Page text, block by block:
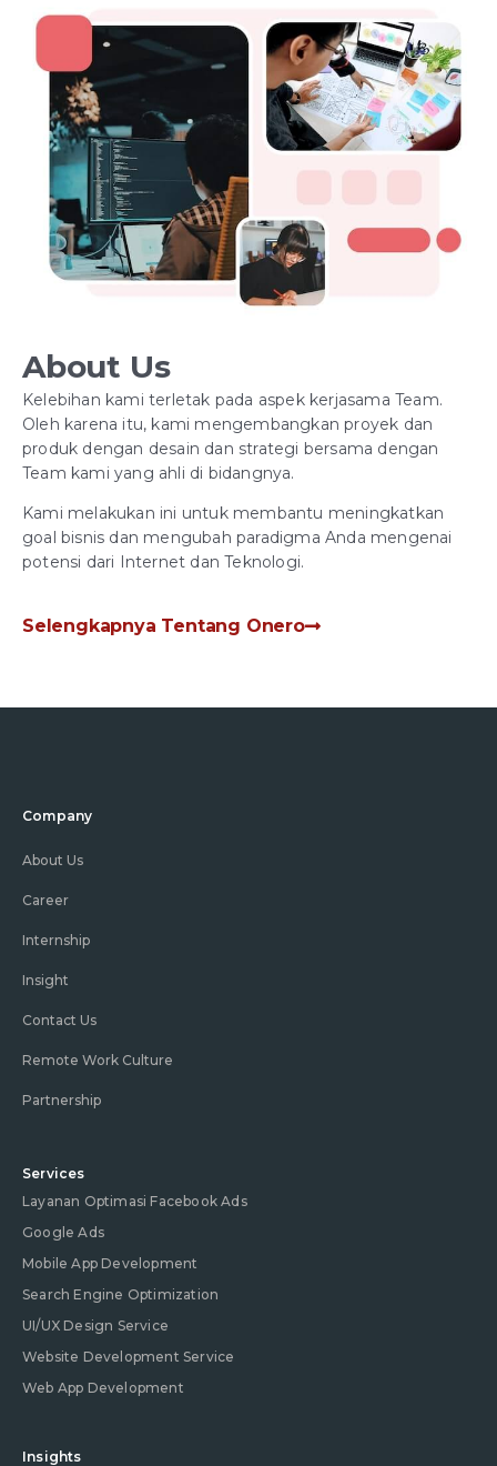
About Us
Kelebihan kami terletak pada aspek kerjasama Team.
Oleh karena itu, kami mengembangkan proyek dan
produk dengan desain dan strategi bersama dengan
Team kami yang ahli di bidangnya.
Kami melakukan ini untuk membantu meningkatkan
goal bisnis dan mengubah paradigma Anda mengenai
potensi dari Internet dan Teknologi.
Selengkapnya Tentang Onero
Company
About Us
Career
Internship
Insight
Contact Us
Remote Work Culture
Partnership
Services
Layanan Optimasi Facebook Ads
Google Ads
Mobile App Development
Search Engine Optimization
UI/UX Design Service
Website Development Service
Web App Development
Insights